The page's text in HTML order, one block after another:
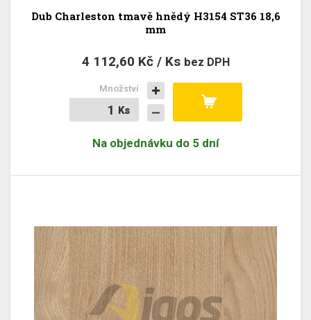
Dub Charleston tmavě hnědý H3154 ST36 18,6
mm
4 112,60 Kč / Ks bez DPH
Ks
Ks
Množství
Na objednávku do 5 dní